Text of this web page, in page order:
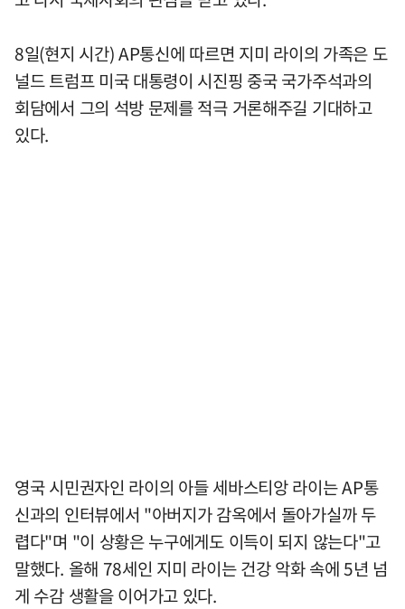
8일(현지 시간) AP통신에 따르면 지미 라이의 가족은 도
널드 트럼프 미국 대통령이 시진핑 중국 국가주석과의
회담에서 그의 석방 문제를 적극 거론해주길 기대하고
있다.
영국 시민권자인 라이의 아들 세바스티앙 라이는 AP통
신과의 인터뷰에서 "아버지가 감옥에서 돌아가실까 두
렵다"며 "이 상황은 누구에게도 이득이 되지 않는다"고
말했다. 올해 78세인 지미 라이는 건강 악화 속에 5년 넘
게 수감 생활을 이어가고 있다.